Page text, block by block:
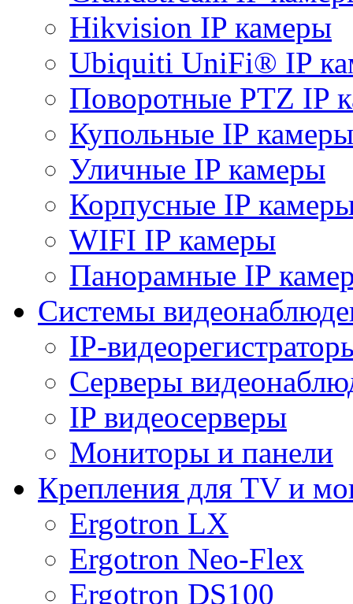
Hikvision IP камеры
Ubiquiti UniFi® IP
Поворотные PTZ IP
Купольные IP камеры
Уличные IP камеры
Корпусные IP
WIFI IP камеры
Панорамные IP
Системы
IP-
Серверы
IP видеосерверы
Мониторы и панели
Крепления для TV и
Ergotron LX
Ergotron Neo-Flex
Ergotron DS100